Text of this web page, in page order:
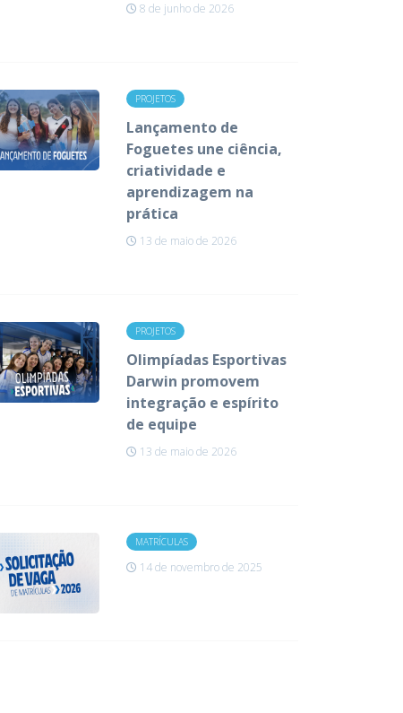
8 de junho de 2026
PROJETOS
Lançamento de
Foguetes une ciência,
criatividade e
aprendizagem na
prática
13 de maio de 2026
PROJETOS
Olimpíadas Esportivas
Darwin promovem
integração e espírito
de equipe
13 de maio de 2026
MATRÍCULAS
14 de novembro de 2025